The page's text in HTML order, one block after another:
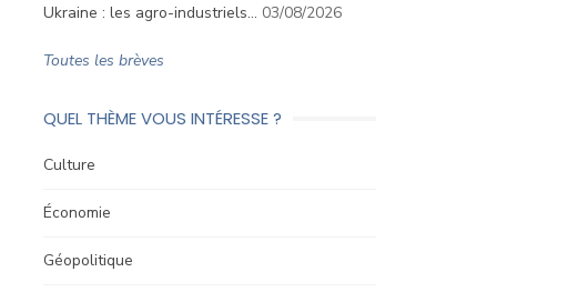
Ukraine : les agro-industriels… 03/08/2026
Toutes les brèves
QUEL THÈME VOUS INTÉRESSE ?
Culture
Économie
Géopolitique